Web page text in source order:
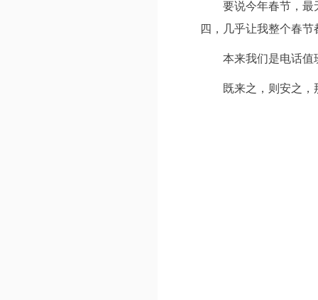
要说今年春节，最
四，几乎让我整个春
本来我们是电话值
既来之，则安之